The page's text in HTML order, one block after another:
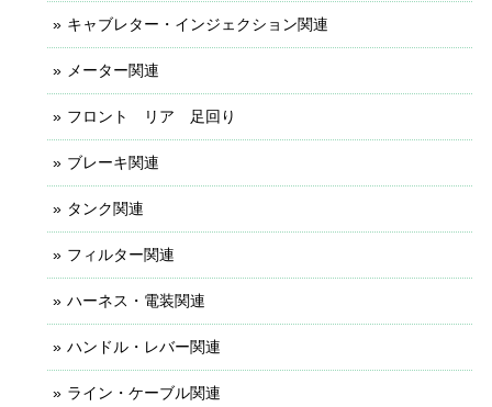
キャブレター・インジェクション関連
メーター関連
フロント リア 足回り
ブレーキ関連
タンク関連
フィルター関連
ハーネス・電装関連
ハンドル・レバー関連
ライン・ケーブル関連